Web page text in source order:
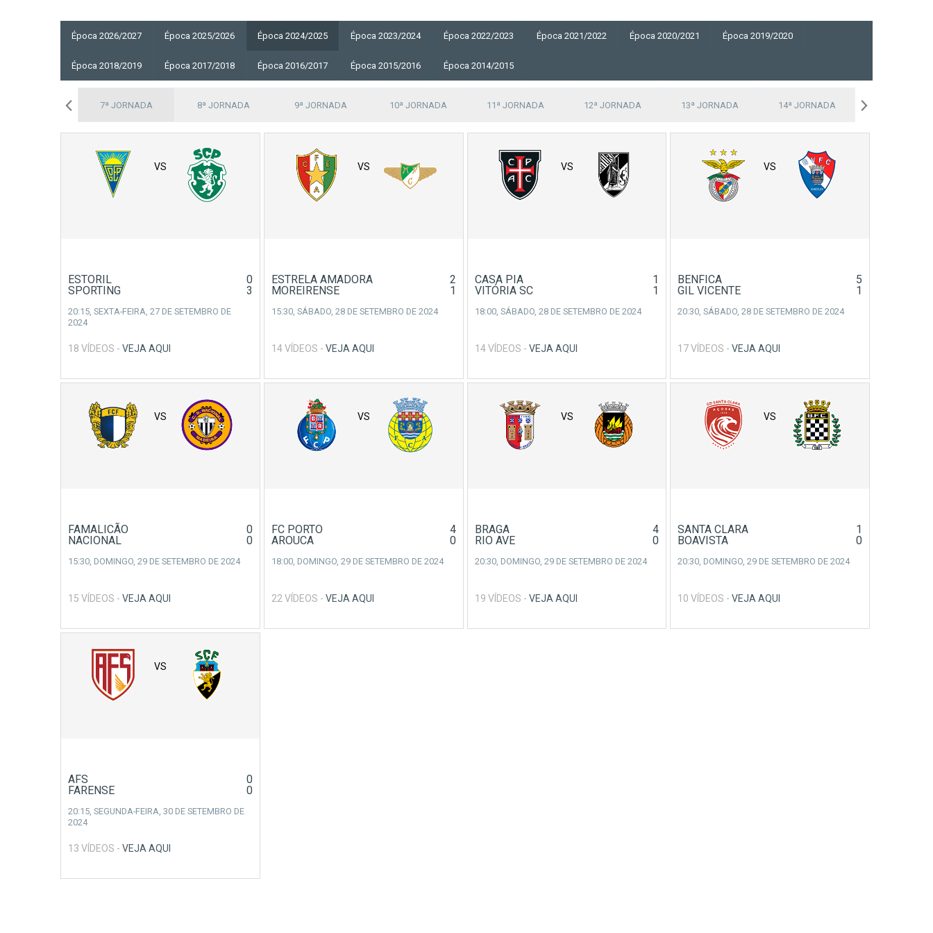
Época 2026/2027 Época 2025/2026 Época 2024/2025 Época 2023/2024 Época 2022/2023 Época 2021/2022 Época 2020/2021 Época 2019/2020
Época 2018/2019 Época 2017/2018 Época 2016/2017 Época 2015/2016 Época 2014/2015
7ª JORNADA 8ª JORNADA 9ª JORNADA 10ª JORNADA 11ª JORNADA 12ª JORNADA 13ª JORNADA 14ª JORNADA
VS
ESTORIL
0
SPORTING
3
20:15, SEXTA-FEIRA, 27 DE SETEMBRO DE
2024
18 VÍDEOS - VEJA AQUI
VS
ESTRELA AMADORA
2
MOREIRENSE
1
15:30, SÁBADO, 28 DE SETEMBRO DE 2024
14 VÍDEOS - VEJA AQUI
VS
CASA PIA
1
VITÓRIA SC
1
18:00, SÁBADO, 28 DE SETEMBRO DE 2024
14 VÍDEOS - VEJA AQUI
VS
BENFICA
5
GIL VICENTE
1
20:30,SÁBADO, 28 DE SETEMBRO DE 2024
17 VÍDEOS -VEJA AQUI
VS
FAMALICÃO
0
NACIONAL
0
15:30, DOMINGO, 29 DE SETEMBRO DE 2024
15 VÍDEOS - VEJA AQUI
VS
FC PORTO
4
AROUCA
0
18:00, DOMINGO, 29 DE SETEMBRO DE 2024
22 VÍDEOS - VEJA AQUI
VS
BRAGA
4
RIO AVE
0
20:30, DOMINGO, 29 DE SETEMBRO DE 2024
19 VÍDEOS - VEJA AQUI
VS
SANTA CLARA
1
BOAVISTA
0
20:30, DOMINGO, 29 DE SETEMBRO DE 2024
10 VÍDEOS -VEJA AQUI
VS
AFS
0
FARENSE
0
20:15, SEGUNDA-FEIRA, 30 DE SETEMBRO DE
2024
13 VÍDEOS - VEJA AQUI